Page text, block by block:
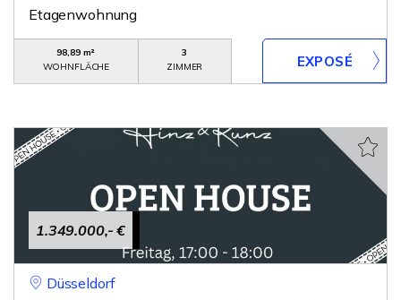
Etagenwohnung
98,89 m²
WOHNFLÄCHE
3
ZIMMER
1.349.000,- €
Düsseldorf